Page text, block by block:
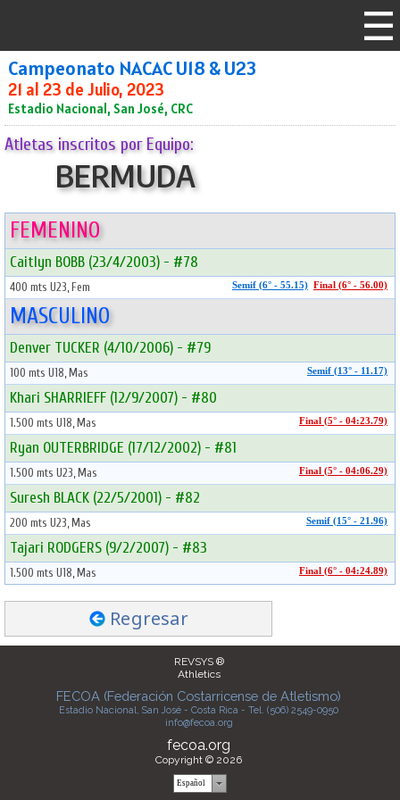
Campeonato NACAC U18 & U23
21 al 23 de Julio, 2023
Estadio Nacional, San José, CRC
Atletas inscritos por Equipo:
BERMUDA
FEMENINO
Caitlyn BOBB (23/4/2003) - #78
400 mts U23, Fem Final (6° - 56.00)
Semif (6° - 55.15)
MASCULINO
Denver TUCKER (4/10/2006) - #79
100 mts U18, Mas Semif (13° - 11.17)
Khari SHARRIEFF (12/9/2007) - #80
1.500 mts U18, Mas Final (5° - 04:23.79)
Ryan OUTERBRIDGE (17/12/2002) - #81
1.500 mts U23, Mas Final (5° - 04:06.29)
Suresh BLACK (22/5/2001) - #82
200 mts U23, Mas Semif (15° - 21.96)
Tajari RODGERS (9/2/2007) - #83
1.500 mts U18, Mas Final (6° - 04:24.89)
Regresar
REVSYS ®
Athletics
FECOA (Federación Costarricense de Atletismo)
Estadio Nacional, San José - Costa Rica - Tel. (506) 2549-0950
info@fecoa.org
fecoa.org
Copyright © 2026